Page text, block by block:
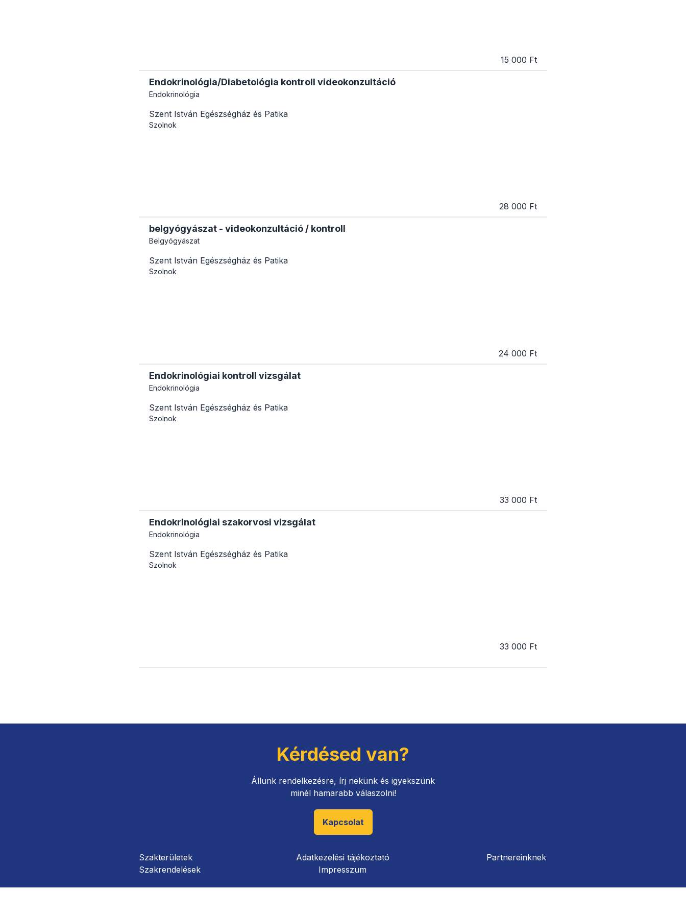
15 000 Ft
Endokrinológia/Diabetológia kontroll videokonzultáció
Endokrinológia
Szent István Egészségház és Patika
Szolnok
28 000 Ft
belgyógyászat - videokonzultáció / kontroll
Belgyógyászat
Szent István Egészségház és Patika
Szolnok
24 000 Ft
Endokrinológiai kontroll vizsgálat
Endokrinológia
Szent István Egészségház és Patika
Szolnok
33 000 Ft
Endokrinológiai szakorvosi vizsgálat
Endokrinológia
Szent István Egészségház és Patika
Szolnok
33 000 Ft
Kérdésed van?
Állunk rendelkezésre, írj nekünk és igyekszünk
minél hamarabb válaszolni!
Kapcsolat
Szakterületek
Szakrendelések
Adatkezelési tájékoztató
Impresszum
Partnereinknek